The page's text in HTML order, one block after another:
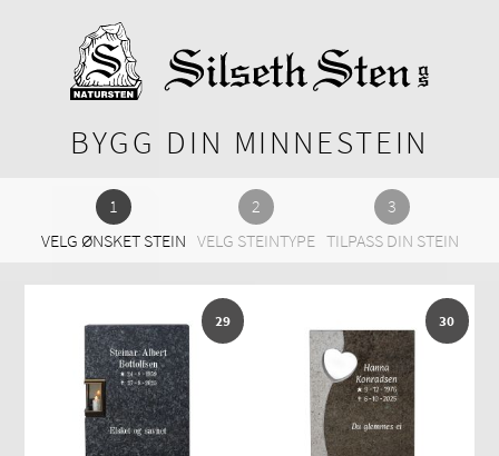
BYGG DIN MINNESTEIN
VELG ØNSKET STEIN VELG STEINTYPE TILPASS DIN STEIN
29 30